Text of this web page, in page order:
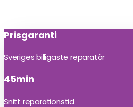
Prisgaranti
Sveriges billigaste reparatör
45min
Snitt reparationstid